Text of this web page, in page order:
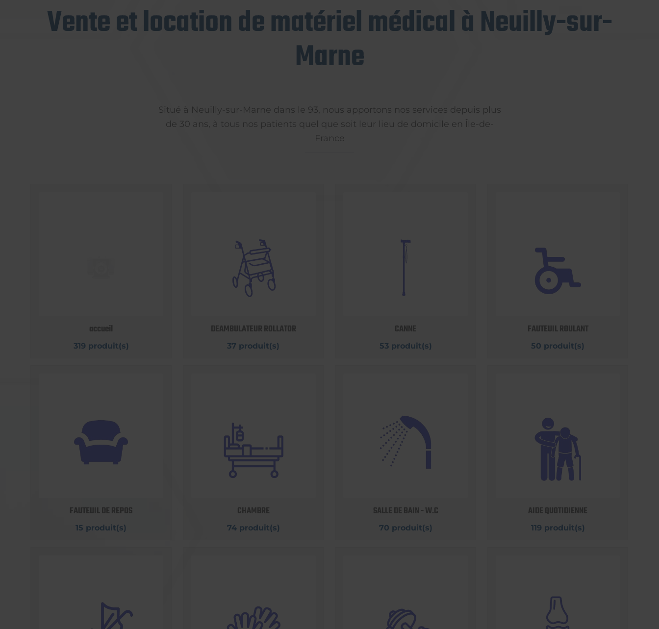
Vente et location de matériel médical à Neuilly-sur-
Marne
Situé à Neuilly-sur-Marne dans le 93, nous apportons nos services depuis plus
de 30 ans, à tous nos patients quel que soit leur lieu de domicile en Île-de-
France
accueil
319 produit(s)
DEAMBULATEUR ROLLATOR
37 produit(s)
CANNE
53 produit(s)
FAUTEUIL ROULANT
50 produit(s)
FAUTEUIL DE REPOS
15 produit(s)
CHAMBRE
74 produit(s)
SALLE DE BAIN - W.C
70 produit(s)
AIDE QUOTIDIENNE
119 produit(s)